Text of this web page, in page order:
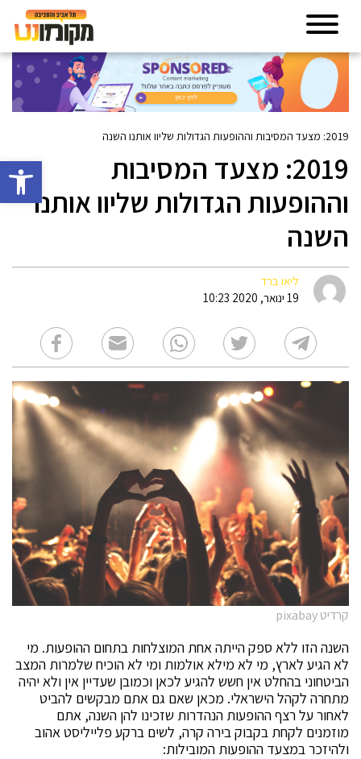
פתח
2019: מצעד המסיבות וההופעות הגדולות שליוו אותנו השנה
2019: מצעד המסיבות
וההופעות הגדולות שליוו אותנו
השנה
ליאו ברד
19 ינואר, 2020 10:23
קרדיט pixabay
השנה הזו ללא ספק הייתה אחת המוצלחות בתחום ההופעות. מי
לא הגיע לארץ, מי לא מילא אולמות ומי לא הוכיח שלמרות המצב
הביטחוני בהחלט אין חשש להגיע לכאן וכמובן שעדיין אין ולא יהיה
מתחרה לקהל הישראלי. מכאן שאם גם אתם מבקשים להביט
לאחור על רצף ההופעות הנהדרות שזכינו להן השנה, אתם
מוזמנים לקחת בקבוק בירה קרה, לשים ברקע פלייליסט אהוב
ולהיזכר במצעד ההופעות המובילות: